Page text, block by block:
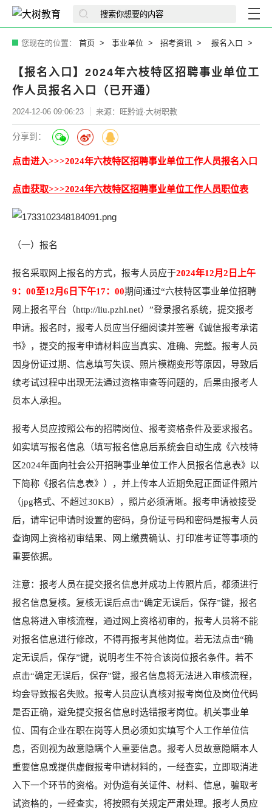
您现在的位置： 首页 事业单位 招考资讯 报名入口
【报名入口】2024年六枝特区招聘事业单位工
作人员报名入口（已开通）
2024-12-06 09:06:23 来源：旺黔诚·大树职教
分享到：
点击进入>>>2024年六枝特区招聘事业单位工作人员报名入口
点击获取>>>2024年六枝特区招聘事业单位工作人员职位表
（一）报名
报名采取网上报名的方式，报考人员应于2024年12月2日上午
9：00至12月6日下午17：00期间通过“六枝特区事业单位招聘
网上报名平台（http://liu.pzhl.net）”登录报名系统，提交报考
申请。报名时，报考人员应当仔细阅读并签署《诚信报考承诺
书》，提交的报考申请材料应当真实、准确、完整。报考人员
因身份证过期、信息填写失误、照片模糊变形等原因，导致后
续考试过程中出现无法通过资格审查等问题的，后果由报考人
员本人承担。
报考人员应按照公布的招聘岗位、报考资格条件及要求报名。
如实填写报名信息（填写报名信息后系统会自动生成《六枝特
区2024年面向社会公开招聘事业单位工作人员报名信息表》以
下简称《报名信息表》），并上传本人近期免冠正面证件照片
（jpg格式、不超过30KB），照片必须清晰。报考申请被接受
后，请牢记申请时设置的密码，身份证号码和密码是报考人员
查询网上资格初审结果、网上缴费确认、打印准考证等事项的
重要依据。
注意：报考人员在提交报名信息并成功上传照片后，都须进行
报名信息复核。复核无误后点击“确定无误后，保存”键，报名
信息将进入审核流程，通过网上资格初审的，报考人员将不能
对报名信息进行修改，不得再报考其他岗位。若无法点击“确
定无误后，保存”键，说明考生不符合该岗位报名条件。若不
点击“确定无误后，保存”键，报名信息将无法进入审核流程，
均会导致报名失败。报考人员应认真核对报考岗位及岗位代码
是否正确，避免提交报名信息时选错报考岗位。机关事业单
位、国有企业在职在岗等人员必须如实填写个人工作单位信
息，否则视为故意隐瞒个人重要信息。报考人员故意隐瞒本人
重要信息或提供虚假报考申请材料的，一经查实，立即取消进
入下一个环节的资格。对伪造有关证件、材料、信息，骗取考
试资格的，一经查实，将按照有关规定严肃处理。报考人员应